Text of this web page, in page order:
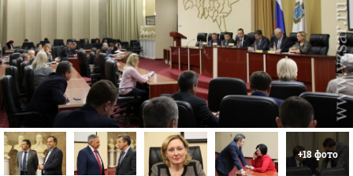
+18 фото